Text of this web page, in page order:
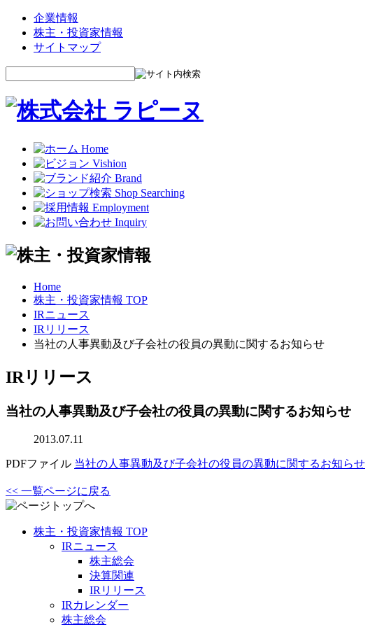
企業情報
株主・投資家情報
サイトマップ
Home
株主・投資家情報 TOP
IRニュース
IRリリース
当社の人事異動及び子会社の役員の異動に関するお知らせ
IRリリース
当社の人事異動及び子会社の役員の異動に関するお知らせ
2013.07.11
PDFファイル 当社の人事異動及び子会社の役員の異動に関するお知らせ
<< 一覧ページに戻る
株主・投資家情報 TOP
IRニュース
株主総会
決算関連
IRリリース
IRカレンダー
株主総会